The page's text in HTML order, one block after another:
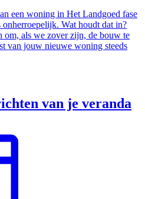
een woning in Het Landgoed fase
Wat houdt dat in?
om, als we zover zijn, de bouw te
van jouw nieuwe woning steeds
van je veranda